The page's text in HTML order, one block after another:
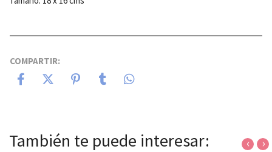
COMPARTIR:
También te puede interesar: ‹ ›